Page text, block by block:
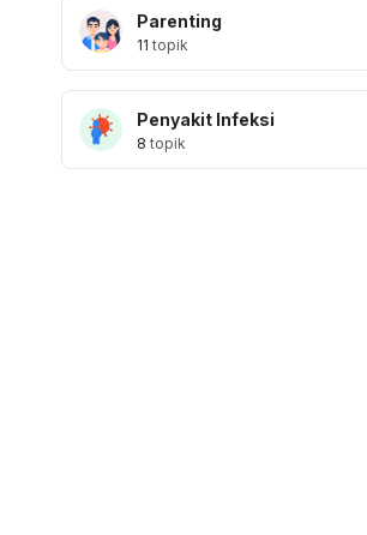
Parenting
11 topik
Penyakit Infeksi
8 topik